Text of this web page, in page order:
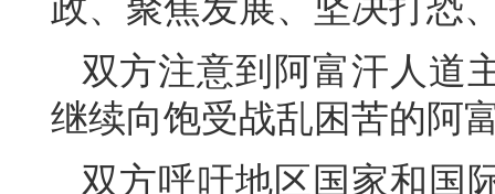
政、聚焦发展、坚决打恐
双方注意到阿富汗人道
继续向饱受战乱困苦的阿
双方呼吁地区国家和国